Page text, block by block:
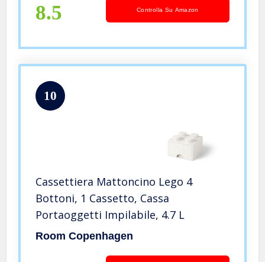
8.5 Controlla Su Amazon
10
Cassettiera Mattoncino Lego 4
Bottoni, 1 Cassetto, Cassa
Portaoggetti Impilabile, 4.7 L
Room Copenhagen